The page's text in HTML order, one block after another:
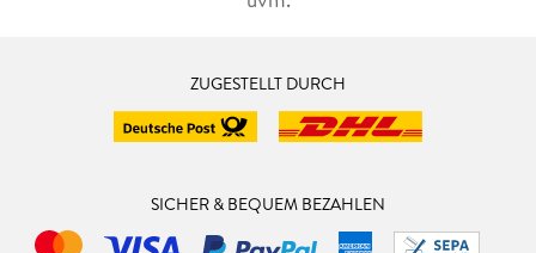
ZUGESTELLT DURCH
SICHER & BEQUEM BEZAHLEN